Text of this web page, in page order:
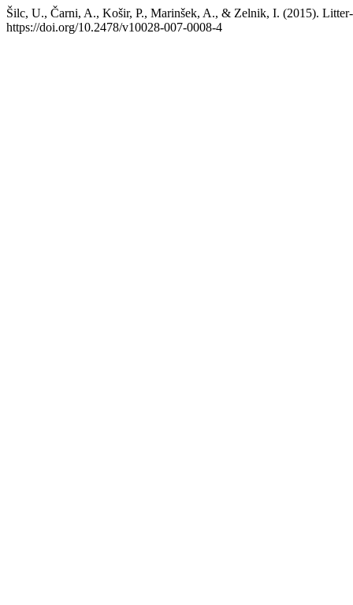
Šilc, U., Čarni, A., Košir, P., Marinšek, A., & Zelnik, I. (2015).
https://doi.org/10.2478/v10028-007-0008-4